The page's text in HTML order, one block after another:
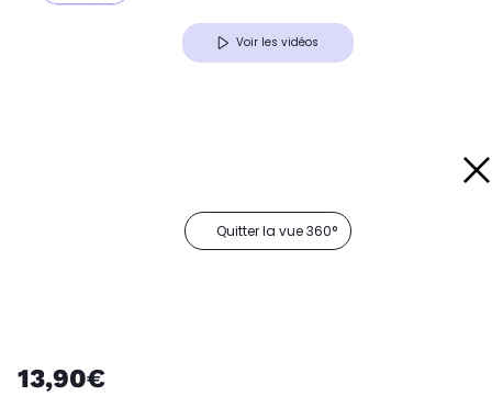
Voir les vidéos
Quitter la vue 360°
13,90€